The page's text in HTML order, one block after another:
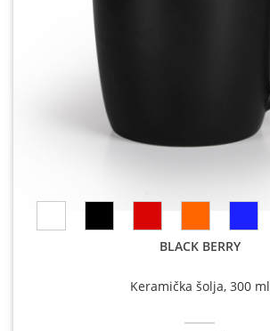
BLACK BERRY
Keramička šolja, 300 ml